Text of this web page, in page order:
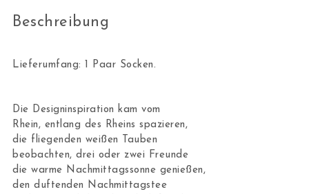
Beschreibung
Lieferumfang: 1 Paar Socken.
Die Designinspiration kam vom
Rhein, entlang des Rheins spazieren,
die fliegenden weißen Tauben
beobachten, drei oder zwei Freunde
die warme Nachmittagssonne genießen,
den duftenden Nachmittagstee